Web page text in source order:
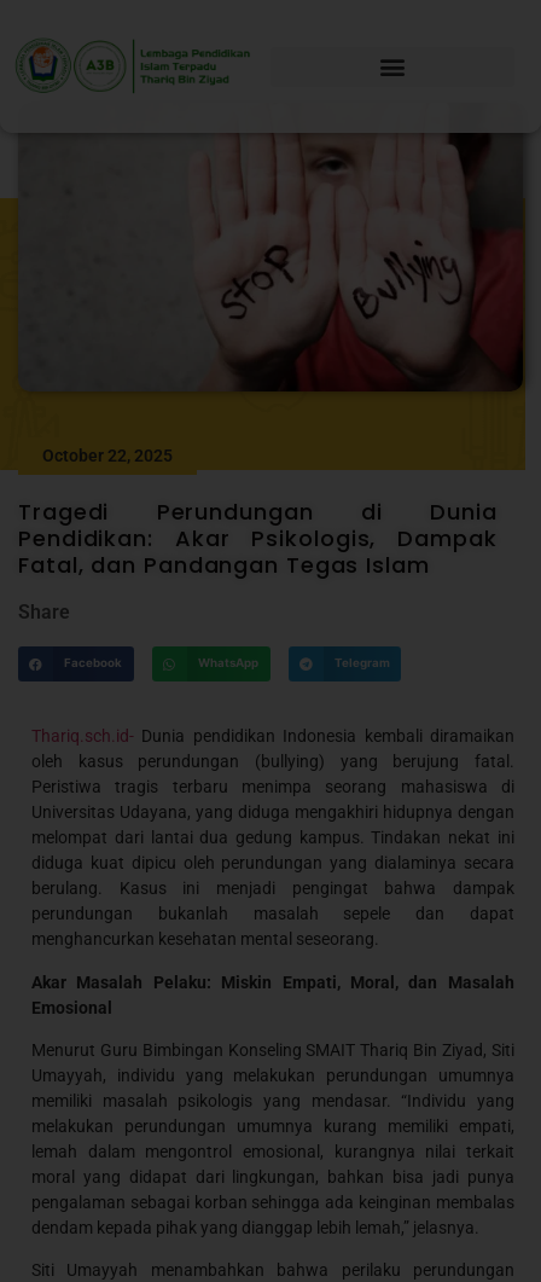
October 22, 2025
Tragedi Perundungan di Dunia
Pendidikan: Akar Psikologis, Dampak
Fatal, dan Pandangan Tegas Islam
Share
Facebook WhatsApp Telegram
Thariq.sch.id- Dunia pendidikan Indonesia kembali diramaikan
oleh kasus perundungan (bullying) yang berujung fatal.
Peristiwa tragis terbaru menimpa seorang mahasiswa di
Universitas Udayana, yang diduga mengakhiri hidupnya dengan
melompat dari lantai dua gedung kampus. Tindakan nekat ini
diduga kuat dipicu oleh perundungan yang dialaminya secara
berulang. Kasus ini menjadi pengingat bahwa dampak
perundungan bukanlah masalah sepele dan dapat
menghancurkan kesehatan mental seseorang.
Akar Masalah Pelaku: Miskin Empati, Moral, dan Masalah
Emosional
Menurut Guru Bimbingan Konseling SMAIT Thariq Bin Ziyad, Siti
Umayyah, individu yang melakukan perundungan umumnya
memiliki masalah psikologis yang mendasar. “Individu yang
melakukan perundungan umumnya kurang memiliki empati,
lemah dalam mengontrol emosional, kurangnya nilai terkait
moral yang didapat dari lingkungan, bahkan bisa jadi punya
pengalaman sebagai korban sehingga ada keinginan membalas
dendam kepada pihak yang dianggap lebih lemah,” jelasnya.
Siti Umayyah menambahkan bahwa perilaku perundungan